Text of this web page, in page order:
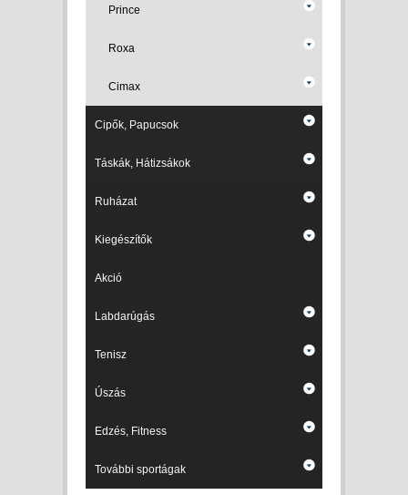
Prince
Roxa
Cimax
Cipők, Papucsok
Táskák, Hátizsákok
Ruházat
Kiegészítők
Akció
Labdarúgás
Tenisz
Úszás
Edzés, Fitness
További sportágak